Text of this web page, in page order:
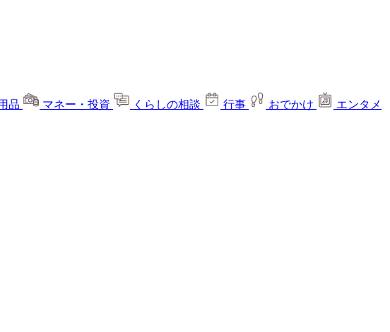
品 マネー・投資 くらしの相談 行事 おでかけ
エンタメ